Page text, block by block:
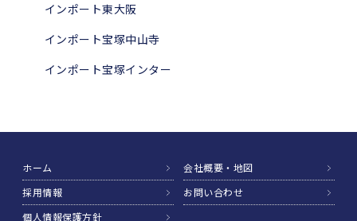
インポート東大阪
インポート宝塚中山寺
インポート宝塚インター
ホーム
会社概要・地図
採用情報
お問い合わせ
個人情報保護方針